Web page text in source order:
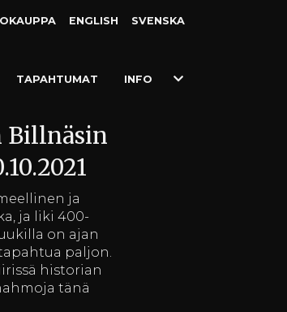
ENGLISH SVENSKA
TAPAHTUMAT INFO
Toggle
Billnäsin
ja
ja liki 400-
on ajan
paljon.
historian
tänä